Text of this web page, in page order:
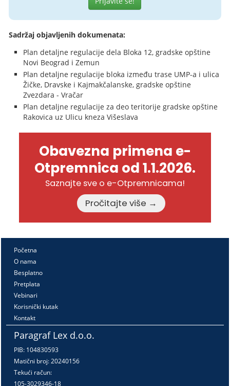
Sadržaj objavljenih dokumenata:
Plan detaljne regulacije dela Bloka 12, gradske opštine
Novi Beograd i Zemun
Plan detaljne regulacije bloka između trase UMP-a i ulica
Žičke, Dravske i Kajmakčalanske, gradske opštine
Zvezdara - Vračar
Plan detaljne regulacije za deo teritorije gradske opštine
Rakovica uz Ulicu kneza Višeslava
Obavezna primena e-
Otpremnica od 1.1.2026.
Saznajte sve o e-Otpremnicama!
Pročitajte više →
Početna
O nama
Besplatno
Pretplata
Vebinari
Korisnički kutak
Kontakt
Paragraf Lex d.o.o.
PIB: 104830593
Matični broj: 20240156
Tekući račun:
105-3029346-18